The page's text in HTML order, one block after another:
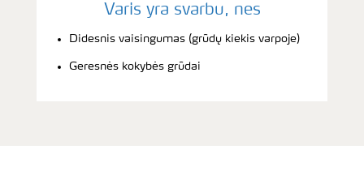
Varis yra svarbu, nes
Didesnis vaisingumas (grūdų kiekis varpoje)
Geresnės kokybės grūdai